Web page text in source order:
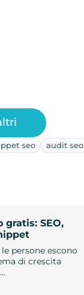
seo audit seo
SEO,
persone escono
di crescita